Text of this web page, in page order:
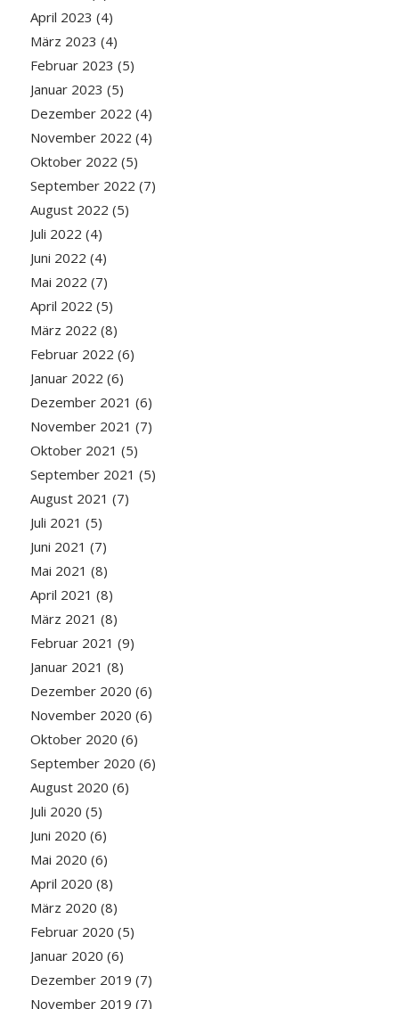
April 2023 (4)
März 2023 (4)
Februar 2023 (5)
Januar 2023 (5)
Dezember 2022 (4)
November 2022 (4)
Oktober 2022 (5)
September 2022 (7)
August 2022 (5)
Juli 2022 (4)
Juni 2022 (4)
Mai 2022 (7)
April 2022 (5)
März 2022 (8)
Februar 2022 (6)
Januar 2022 (6)
Dezember 2021 (6)
November 2021 (7)
Oktober 2021 (5)
September 2021 (5)
August 2021 (7)
Juli 2021 (5)
Juni 2021 (7)
Mai 2021 (8)
April 2021 (8)
März 2021 (8)
Februar 2021 (9)
Januar 2021 (8)
Dezember 2020 (6)
November 2020 (6)
Oktober 2020 (6)
September 2020 (6)
August 2020 (6)
Juli 2020 (5)
Juni 2020 (6)
Mai 2020 (6)
April 2020 (8)
März 2020 (8)
Februar 2020 (5)
Januar 2020 (6)
Dezember 2019 (7)
November 2019 (7)